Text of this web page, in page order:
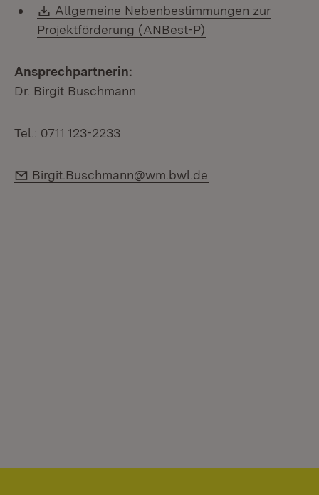
Download:
Allgemeine Nebenbestimmungen zur
Projektförderung (ANBest-P)
Ansprechpartnerin:
Dr. Birgit Buschmann
Tel.: 0711 123-2233
E-Mail:
Birgit.Buschmann@wm.bwl.de